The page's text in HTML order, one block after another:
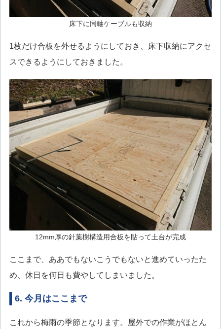
床下に同軸ケーブルも収納
1枚だけ合板を外せるようにしておき、床下収納にアクセ
スできるようにしておきました。
12mm厚の針葉樹構造用合板を貼って土台が完成
ここまで、ああでもないこうでもないと進めていったた
め、休日を何日も費やしてしまいました。
6. 今月はここまで
これから梅雨の季節となります。屋外での作業がほとん